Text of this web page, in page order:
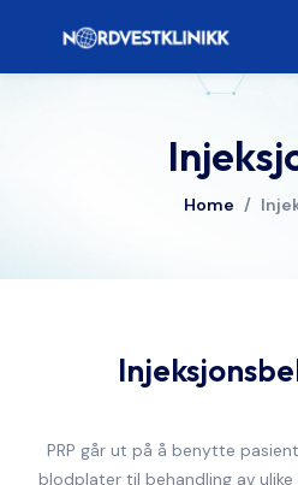
Home /
PRP går ut på å benytte
blodplater til behandling av